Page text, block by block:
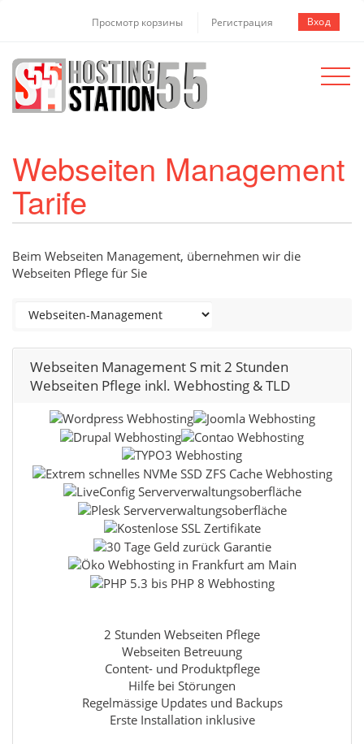
Просмотр корзины Регистрация Вход
Toggle
Webseiten Management
Tarife
Beim Webseiten Management, übernehmen wir die
Webseiten Pflege für Sie
Webseiten Management S mit 2 Stunden
Webseiten Pflege inkl. Webhosting & TLD
2 Stunden Webseiten Pflege
Webseiten Betreuung
Content- und Produktpflege
Hilfe bei Störungen
Regelmässige Updates und Backups
Erste Installation inklusive